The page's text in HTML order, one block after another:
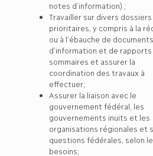
notes d’information) ;
Travailler sur divers dossiers
prioritaires, y compris à la
ou à l’ébauche de documents
d’information et de rapports
sommaires et assurer la
coordination des travaux à
effectuer;
Assurer la liaison avec le
gouvernement fédéral, les
gouvernements inuits et les
organisations régionales et
questions fédérales, selon
besoins;